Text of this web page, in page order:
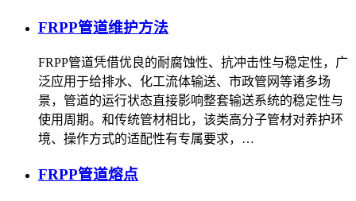
FRPP管道维护方法
FRPP管道凭借优良的耐腐蚀性、抗冲击性与稳定性，广
泛应用于给排水、化工流体输送、市政管网等诸多场
景，管道的运行状态直接影响整套输送系统的稳定性与
使用周期。和传统管材相比，该类高分子管材对养护环
境、操作方式的适配性有专属要求，…
FRPP管道熔点